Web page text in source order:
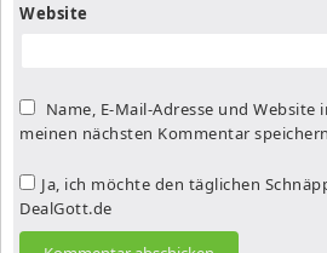
Website
Name, E-Mail-Adresse und Website
meinen nächsten Kommentar
Ja, ich möchte den täglichen
DealGott.de